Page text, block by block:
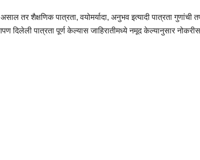
शैक्षणिक पात्रता, वयोमर्यादा, अनुभव इत्यादी पात्रता गुणांची
पात्रता पूर्ण केल्यास जाहिरातीमध्ये नमूद केल्यानुसार